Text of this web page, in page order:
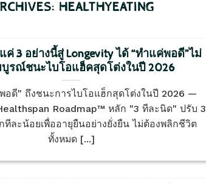
HEALTHYEATING
ค่ 3 อย่างนี้สู่ Longevity ได้ “ทำแค่พอดี”ไม่
รณ์ชนะไบโอแฮ็คสุดโต่งในปี 2026
อดี" ถึงชนะการไบโอแฮ็กสุดโต่งในปี 2026 —
Roadmap™ หลัก "3 ทีละนิด" ปรับ 3
ละน้อยเพื่ออายุยืนอย่างยั่งยืน ไม่ต้องพลิกชีวิต
ทั้งหมด [...]